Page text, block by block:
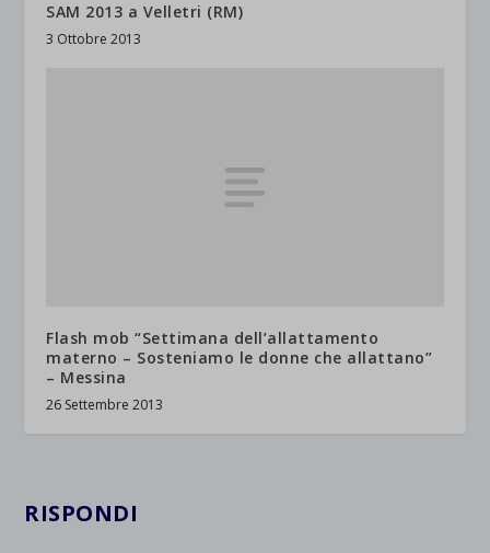
SAM 2013 a Velletri (RM)
3 Ottobre 2013
Flash mob “Settimana dell’allattamento
materno – Sosteniamo le donne che allattano”
– Messina
26 Settembre 2013
RISPONDI